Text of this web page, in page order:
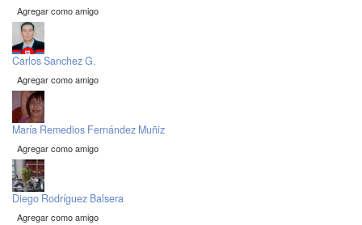
Agregar como amigo
Carlos Sanchez G.
Agregar como amigo
María Remedios Fernández Muñiz
Agregar como amigo
Diego Rodríguez Balsera
Agregar como amigo